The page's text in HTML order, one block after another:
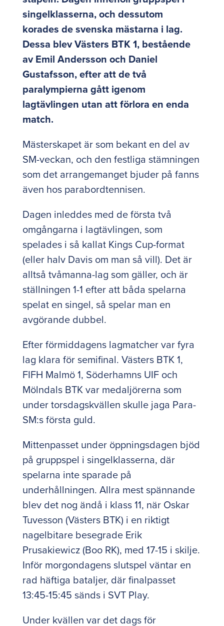
singelklasserna, och dessutom
korades de svenska mästarna i lag.
Dessa blev Västers BTK 1, bestående
av Emil Andersson och Daniel
Gustafsson, efter att de två
paralympierna gått igenom
lagtävlingen utan att förlora en enda
match.
Mästerskapet är som bekant en del av
SM-veckan, och den festliga stämningen
som det arrangemanget bjuder på fanns
även hos parabordtennisen.
Dagen inleddes med de första två
omgångarna i lagtävlingen, som
spelades i så kallat Kings Cup-format
(eller halv Davis om man så vill). Det är
alltså tvåmanna-lag som gäller, och är
ställningen 1-1 efter att båda spelarna
spelat en singel, så spelar man en
avgörande dubbel.
Efter förmiddagens lagmatcher var fyra
lag klara för semifinal. Västers BTK 1,
FIFH Malmö 1, Söderhamns UIF och
Mölndals BTK var medaljörerna som
under torsdagskvällen skulle jaga Para-
SM:s första guld.
Mittenpasset under öppningsdagen bjöd
på gruppspel i singelklasserna, där
spelarna inte sparade på
underhållningen. Allra mest spännande
blev det nog ändå i klass 11, när Oskar
Tuvesson (Västers BTK) i en riktigt
nagelbitare besegrade Erik
Prusakiewicz (Boo RK), med 17-15 i skilje.
Inför morgondagens slutspel väntar en
rad häftiga bataljer, där finalpasset
13:45-15:45 sänds i SVT Play.
Under kvällen var det dags för